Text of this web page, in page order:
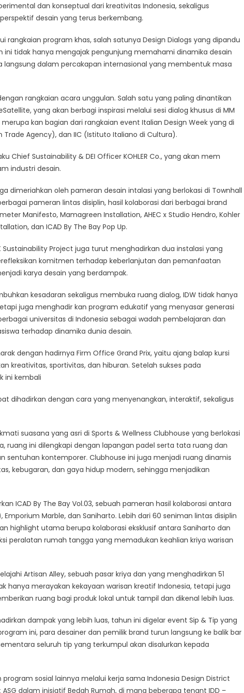
dan konseptual dari kreativitas Indonesia, sekaligus
desain yang terus berkembang.
rangkaian program khas, salah satunya Design Dialogs yang dipandu
ini tidak hanya mengajak pengunjung memahami dinamika desain
dalam percakapan internasional yang membentuk masa
rangkaian acara unggulan. Salah satu yang paling dinantikan
yang akan berbagi inspirasi melalui sesi dialog khusus di MM
merupa kan bagian dari rangkaian event Italian Design Week yang di
Trade Agency), dan IIC (Istituto Italiano di Cultura).
Chief Sustainability & DEI Officer KOHLER Co., yang akan mem
industri desain.
dimeriahkan oleh pameran desain intalasi yang berlokasi di Townhall
pameran lintas disiplin, hasil kolaborasi dari berbagai brand
Manifesto, Mamagreen Installation, AHEC x Studio Hendro, Kohler
dan ICAD By The Bay Pop Up.
Project juga turut menghadirkan dua instalasi yang
komitmen terhadap keberlanjutan dan pemanfaatan
karya desain yang berdampak.
kesadaran sekaligus membuka ruang dialog, IDW tidak hanya
juga menghadir kan program edukatif yang menyasar generasi
universitas di Indonesia sebagai wadah pembelajaran dan
terhadap dinamika dunia desain.
dengan hadirnya Firm Office Grand Prix, yaitu ajang balap kursi
kreativitas, sportivitas, dan hiburan. Setelah sukses pada
ini kembali
dihadirkan dengan cara yang menyenangkan, interaktif, sekaligus
suasana yang asri di Sports & Wellness Clubhouse yang berlokasi
ruang ini dilengkapi dengan lapangan padel serta tata ruang dan
sentuhan kontemporer. Clubhouse ini juga menjadi ruang dinamis
kebugaran, dan gaya hidup modern, sehingga menjadikan
ICAD By The Bay Vol.03, sebuah pameran hasil kolaborasi antara
Marble, dan Saniharto. Lebih dari 60 seniman lintas disiplin
highlight utama berupa kolaborasi eksklusif antara Saniharto dan
peralatan rumah tangga yang memadukan keahlian kriya warisan
Artisan Alley, sebuah pasar kriya dan yang menghadirkan 51
hanya merayakan kekayaan warisan kreatif Indonesia, tetapi juga
ruang bagi produk lokal untuk tampil dan dikenal lebih luas.
dampak yang lebih luas, tahun ini digelar event Sip & Tip yang
ini, para desainer dan pemilik brand turun langsung ke balik bar
seluruh tip yang terkumpul akan disalurkan kepada
sosial lainnya melalui kerja sama Indonesia Design District
dalam inisiatif Bedah Rumah, di mana beberapa tenant IDD –